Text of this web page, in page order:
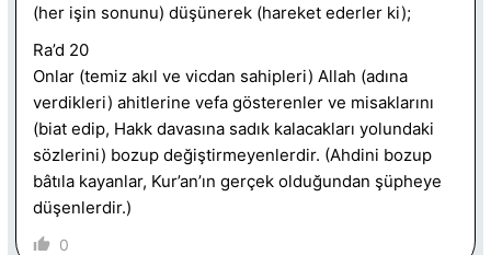
(her işin sonunu) düşünerek (hareket ederler ki);
Ra’d 20
Onlar (temiz akıl ve vicdan sahipleri) Allah (adına
verdikleri) ahitlerine vefa gösterenler ve misaklarını
(biat edip, Hakk davasına sadık kalacakları yolundaki
sözlerini) bozup değiştirmeyenlerdir. (Ahdini bozup
bâtıla kayanlar, Kur’an’ın gerçek olduğundan şüpheye
düşenlerdir.)
0